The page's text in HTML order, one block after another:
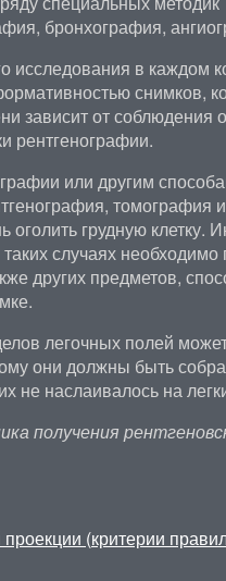
бронхография,
исследования в каждом
снимков,
зависит от соблюдения
рентгенографии.
или другим
томография и
грудную клетку.
случаях необходимо
других предметов,
легочных полей
они должны быть
не наслаивалось на
получения
(критерии